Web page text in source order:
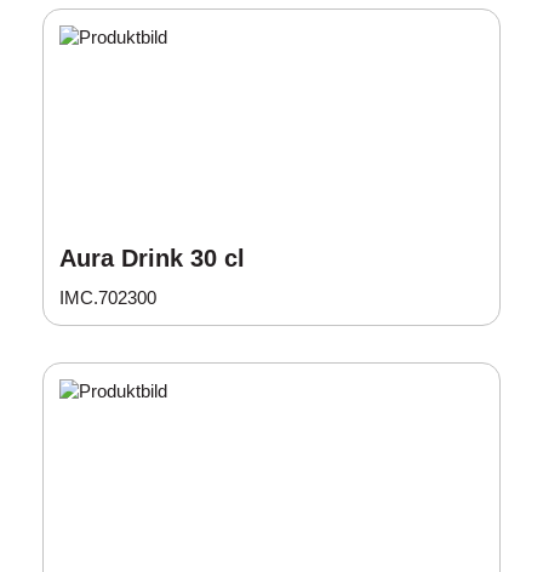
Aura Drink 30 cl
IMC.702300